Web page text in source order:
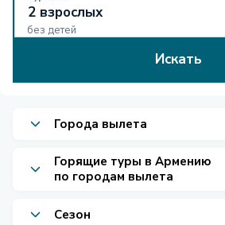
без детей
Искать
Города вылета
Горящие туры в Армению
по городам вылета
Сезон